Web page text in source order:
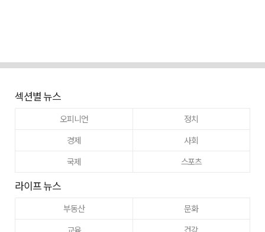
섹션별 뉴스
오피니언
정치
경제
사회
국제
스포츠
라이프 뉴스
부동산
문화
교육
건강